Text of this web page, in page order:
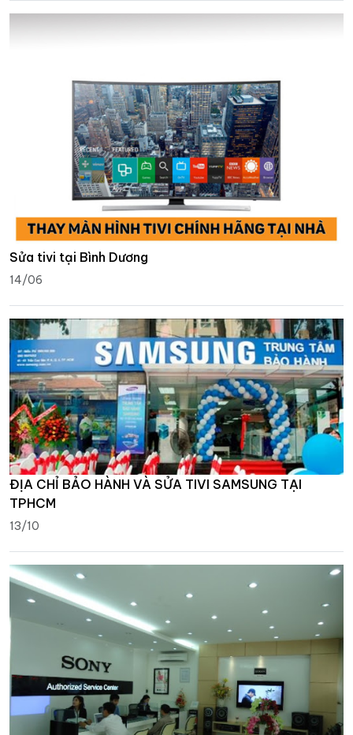
Sửa tivi tại Bình Dương
14/06
ĐỊA CHỈ BẢO HÀNH VÀ SỬA TIVI SAMSUNG TẠI
TPHCM
13/10